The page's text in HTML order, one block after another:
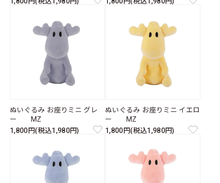
ぬいぐるみ お座りミニ グレ
ー MZ
1,800円(税込1,980円)
ぬいぐるみ お座りミニ イエロ
ー MZ
1,800円(税込1,980円)